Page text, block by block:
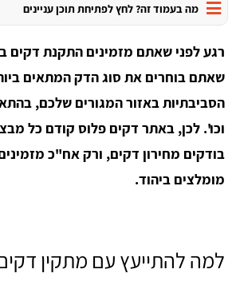
מה בעמוד זה? לחץ לפתיחת תוכן עניינים
רגע לפני שאתם מזמינים התקנת דקים
שאתם בוחרים את סוג הדק המתאים
הסביבתיות באזור המגורים שלכם,
וכו'. לכן, באתר דקים פלוס קודם כל
בודקים מחירון דקים, ורק אח"כ
מומלצים ביהוד.
למה להתייעץ עם מתקין